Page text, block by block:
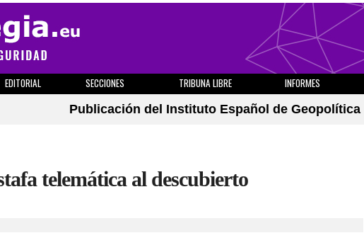
EDITORIAL SECCIONES TRIBUNA LIBRE INFORMES
Publicación del Instituto Español de Geopolítica
telemática al descubierto